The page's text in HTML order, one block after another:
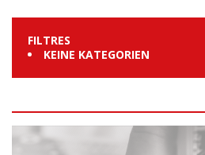
FILTRES
KEINE KATEGORIEN